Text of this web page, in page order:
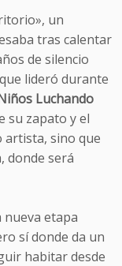
un
tras calentar
de silencio
lideró durante
Luchando
su zapato y el
artista, sino que
donde será
nueva etapa
sí donde da un
habitar desde